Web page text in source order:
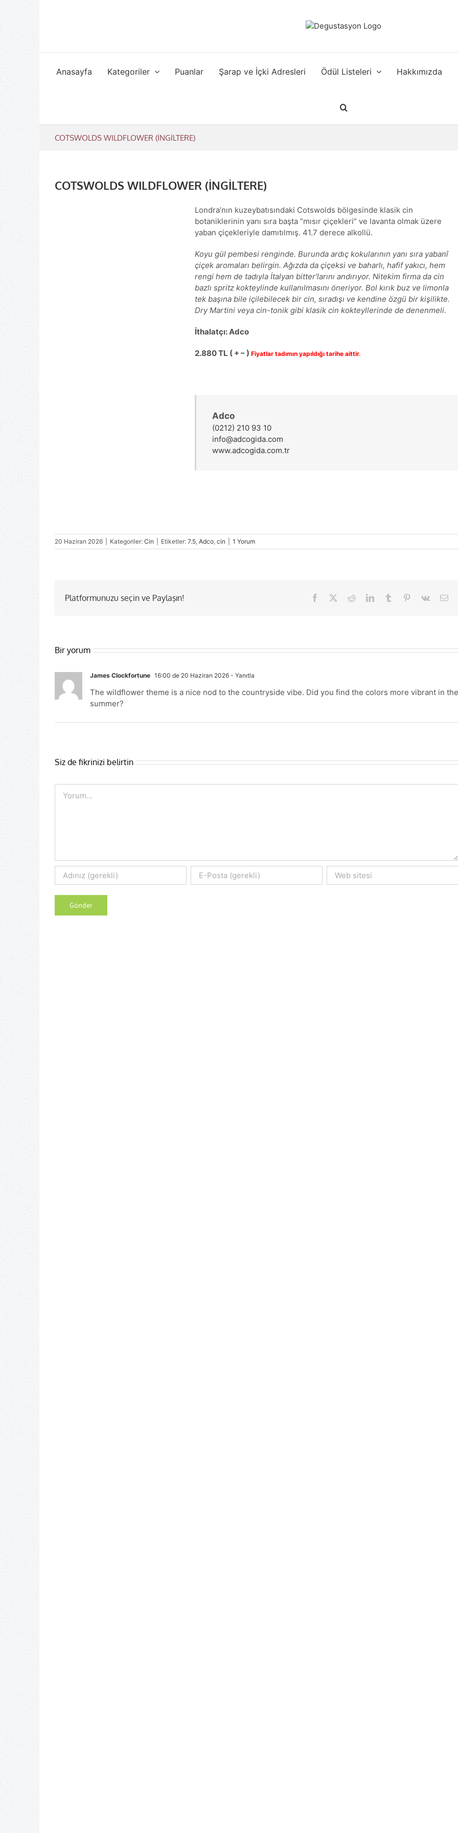
Anasayfa Kategoriler Puanlar Şarap ve İçki Adresleri Ödül Listeleri Hakkımızda
COTSWOLDS WILDFLOWER (İNGİLTERE)
COTSWOLDS WILDFLOWER (İNGİLTERE)
Londra’nın kuzeybatısındaki Cotswolds bölgesinde klasik cin
botaniklerinin yanı sıra başta “mısır çiçekleri” ve lavanta olmak üzere
yaban çiçekleriyle damıtılmış. 41.7 derece alkollü.
Koyu gül pembesi renginde. Burunda ardıç kokularının yanı sıra yabanî
çiçek aromaları belirgin. Ağızda da çiçeksi ve baharlı, hafif yakıcı, hem
rengi hem de tadıyla İtalyan bitter’larını andırıyor. Nitekim firma da cin
bazlı spritz kokteylinde kullanılmasını öneriyor. Bol kırık buz ve limonla
tek başına bile içilebilecek bir cin, sıradışı ve kendine özgü bir kişilikte.
Dry Martini veya cin-tonik gibi klasik cin kokteyllerinde de denenmeli.
İthalatçı: Adco
2.880 TL ( + – ) Fiyatlar tadımın yapıldığı tarihe aittir.
Adco
(0212) 210 93 10
info@adcogida.com
www.adcogida.com.tr
20 Haziran 2026 Kategoriler: Cin Etiketler: 7.5, Adco, cin 1 Yorum
Platformunuzu seçin ve Paylaşın! Facebook RedditLinkedInTumblr Pinterest
Vk
E-
Bir yorum
James Clockfortune 16:00 de 20 Haziran 2026 - Yanıtla
The wildflower theme is a nice nod to the countryside vibe. Did you find the colors more vibrant in the
summer?
Siz de fikrinizi belirtin